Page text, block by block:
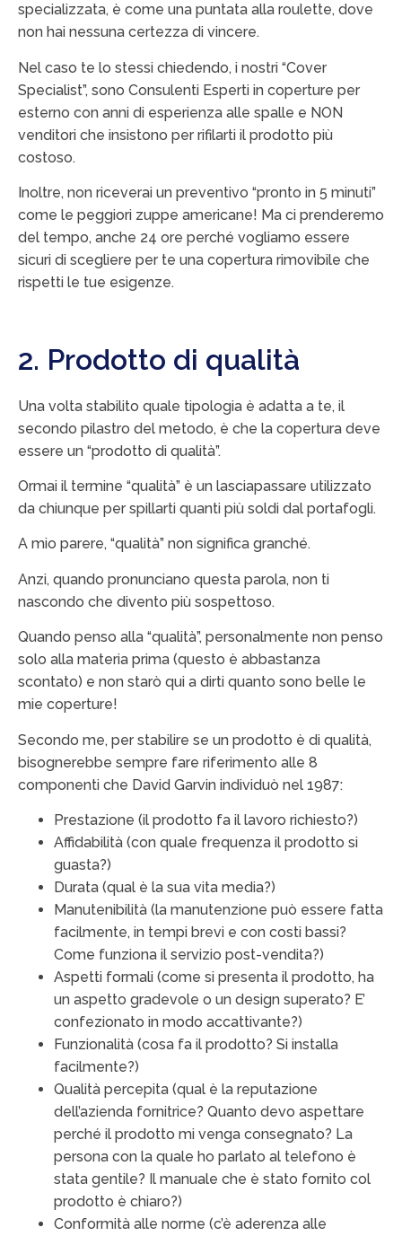
specializzata, è come una puntata alla roulette, dove
non hai nessuna certezza di vincere.
Nel caso te lo stessi chiedendo, i nostri “Cover
Specialist”, sono Consulenti Esperti in coperture per
esterno con anni di esperienza alle spalle e NON
venditori che insistono per rifilarti il prodotto più
costoso.
Inoltre, non riceverai un preventivo “pronto in 5 minuti”
come le peggiori zuppe americane! Ma ci prenderemo
del tempo, anche 24 ore perché vogliamo essere
sicuri di scegliere per te una copertura rimovibile che
rispetti le tue esigenze.
2. Prodotto di qualità
Una volta stabilito quale tipologia è adatta a te, il
secondo pilastro del metodo, è che la copertura deve
essere un “prodotto di qualità”.
Ormai il termine “qualità” è un lasciapassare utilizzato
da chiunque per spillarti quanti più soldi dal portafogli.
A mio parere, “qualità” non significa granché.
Anzi, quando pronunciano questa parola, non ti
nascondo che divento più sospettoso.
Quando penso alla “qualità”, personalmente non penso
solo alla materia prima (questo è abbastanza
scontato) e non starò qui a dirti quanto sono belle le
mie coperture!
Secondo me, per stabilire se un prodotto è di qualità,
bisognerebbe sempre fare riferimento alle 8
componenti che David Garvin individuò nel 1987:
Prestazione (il prodotto fa il lavoro richiesto?)
Affidabilità (con quale frequenza il prodotto si
guasta?)
Durata (qual è la sua vita media?)
Manutenibilità (la manutenzione può essere fatta
facilmente, in tempi brevi e con costi bassi?
Come funziona il servizio post-vendita?)
Aspetti formali (come si presenta il prodotto, ha
un aspetto gradevole o un design superato? E’
confezionato in modo accattivante?)
Funzionalità (cosa fa il prodotto? Si installa
facilmente?)
Qualità percepita (qual è la reputazione
dell’azienda fornitrice? Quanto devo aspettare
perché il prodotto mi venga consegnato? La
persona con la quale ho parlato al telefono è
stata gentile? Il manuale che è stato fornito col
prodotto è chiaro?)
Conformità alle norme (c’è aderenza alle